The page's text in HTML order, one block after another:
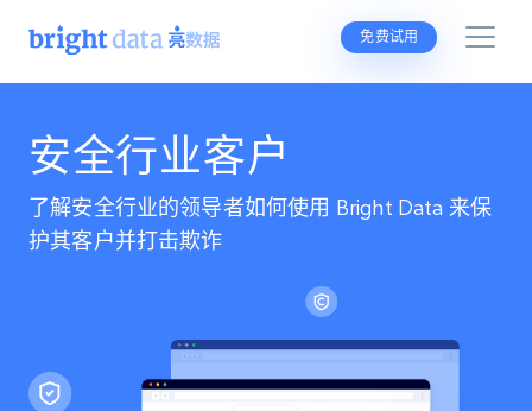
免费试用
安全行业客户
了解安全行业的领导者如何使用 Bright Data 来保
护其客户并打击欺诈